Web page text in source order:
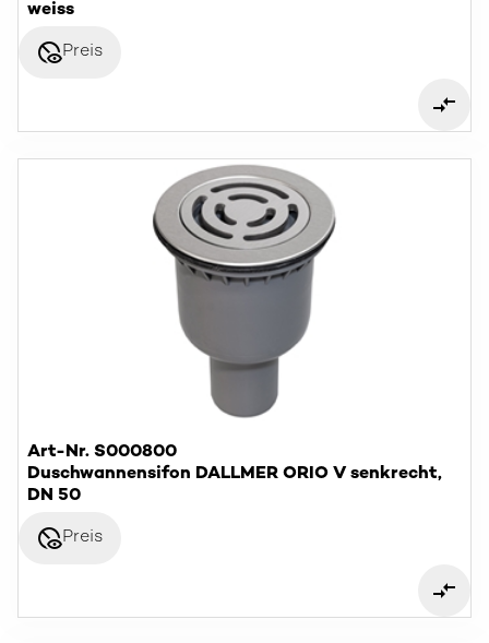
weiss
disabled_visiblePreis
Art-Nr. S000800
Duschwannensifon DALLMER ORIO V senkrecht,
DN 50
disabled_visiblePreis